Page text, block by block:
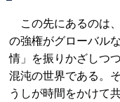
この先にあるのは
の強権がグローバル
情」を振りかざしつ
混沌の世界である。
うしが時間をかけて